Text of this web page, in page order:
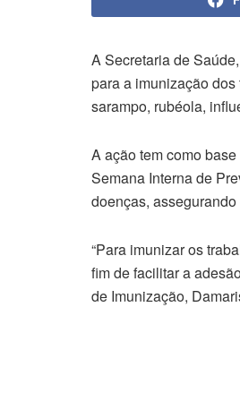
A Secretaria de
para a imunização
sarampo, rubéola,
A ação tem como
Semana Interna de
doenças,
“Para imunizar os
fim de facilitar a
de Imunização,